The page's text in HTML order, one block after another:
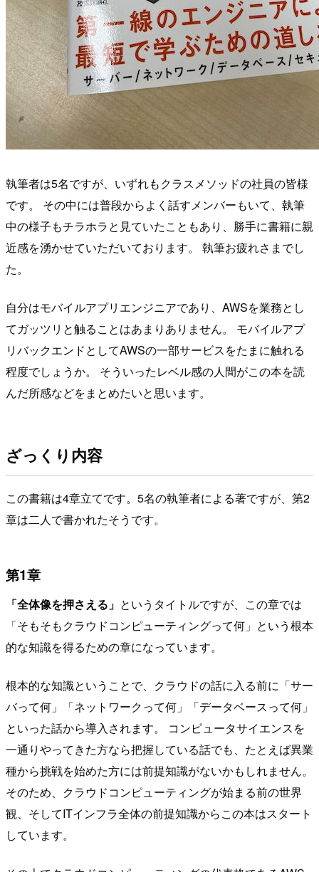
執筆者は5名ですが、いずれもクラスメソッドの社員の皆様
です。 その中には普段からよく話すメンバーもいて、執筆
中の様子もチラホラと見ていたこともあり、勝手に書籍に親
近感を湧かせていただいております。 執筆お疲れさまでし
た。
自分はモバイルアプリエンジニアであり、AWSを業務とし
てガッツリと触ることはあまりありません。 モバイルアプ
リバックエンドとしてAWSの一部サービスをたまに触れる
程度でしょうか。 そういったレベル感の人間がこの本を読
んだ所感などをまとめたいと思います。
ざっくり内容
この書籍は4章立てです。5名の執筆者による著ですが、第2
章は二人で書かれたそうです。
第1章
「全体像を押さえる」 というタイトルですが、この章では
「そもそもクラウドコンピューティングって何」という根本
的な知識を得るための章になっています。
根本的な知識ということで、クラウドの話に入る前に「サー
バって何」「ネットワークって何」「データベースって何」
といった話から導入されます。 コンピュータサイエンスを
一通りやってきた方なら把握している話でも、たとえば異業
種から挑戦を始めた方には前提知識がないかもしれません。
そのため、クラウドコンピューティングが始まる前の世界
観、そしてITインフラ全体の前提知識からこの本はスタート
しています。